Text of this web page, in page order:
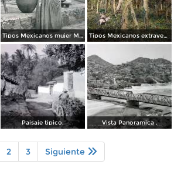
Tipos Mexicanos mujer Mexicana en traje tipico. Tipos Mexicanos extrayendo caucho.
Paisaje tipico. Vista Panoramica .
2 3 Siguiente